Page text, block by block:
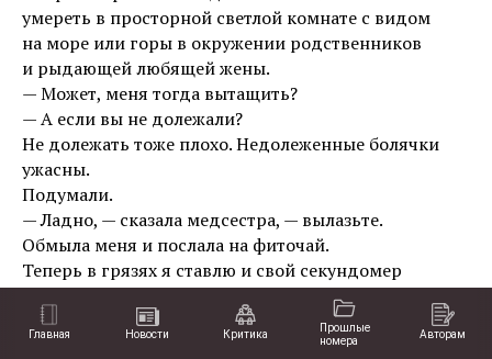
Главная Новости Критика
Прошлые
номера
Авторам
умереть в просторной светлой комнате с видом
на море или горы в окружении родственников
и рыдающей любящей жены.
— Может, меня тогда вытащить?
— А если вы не долежали?
Не долежать тоже плохо. Недолеженные болячки
ужасны.
Подумали.
— Ладно, — сказала медсестра, — вылазьте.
Обмыла меня и послала на фиточай.
Теперь в грязях я ставлю и свой секундомер
с сигналом.
***